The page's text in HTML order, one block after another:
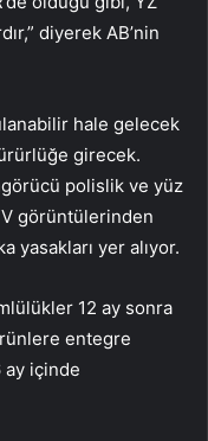
diyerek AB’nin
hale gelecek
girecek.
polislik ve yüz
görüntülerinden
yasakları yer alıyor.
12 ay sonra
entegre
içinde